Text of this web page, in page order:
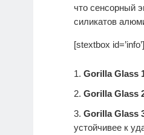
что сенсорный
силикатов
[stextbox
Gorilla Glass
Gorilla Glass
Gorilla Glass
устойчивее к